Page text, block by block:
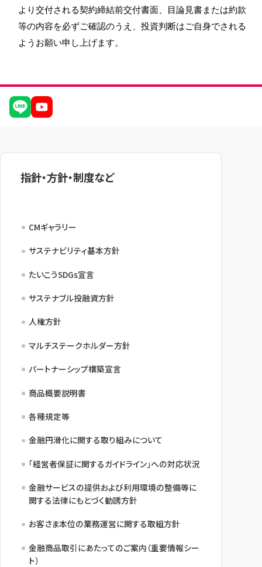
より交付される契約締結前交付書面、目論見書または約款
等の内容を必ずご確認のうえ、投資判断はご自身でされる
ようお願い申し上げます。
指針・方針・制度など
CMギャラリー
サステナビリティ基本方針
たいこうSDGs宣言
サステナブル投融資方針
人権方針
マルチステークホルダー方針
パートナーシップ構築宣言
商品概要説明書
各種規定等
金融円滑化に関する取り組みについて
「経営者保証に関するガイドライン」への対応状況
金融サービスの提供および利用環境の整備等に
関する法律にもとづく勧誘方針
お客さま本位の業務運営に関する取組方針
金融商品取引にあたってのご案内（重要情報シー
ト）